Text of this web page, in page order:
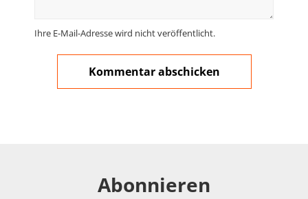
Ihre E-Mail-Adresse wird nicht veröffentlicht.
Abonnieren